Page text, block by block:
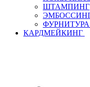
ШТАМПИНГ
ФУРНИТУРА
КАРДМЕЙКИНГ